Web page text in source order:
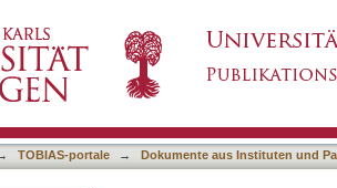
im Fußball : am Beispiel
TOBIAS-portale → Dokumente aus Instituten und